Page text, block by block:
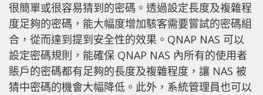
很簡單或很容易猜到的密碼。透過設定長度及複雜程
度足夠的密碼，能大幅度增加駭客需要嘗試的密碼組
合，從而達到提到安全性的效果。QNAP NAS 可以
設定密碼規則，能確保 QNAP NAS 內所有的使用者
賬戶的密碼都有足夠的長度及複雜程度，讓 NAS 被
猜中密碼的機會大幅降低。此外，系統管理員也可以